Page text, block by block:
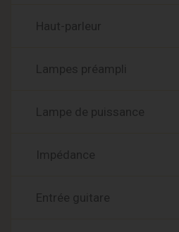
Haut-parleur
Lampes préampli
Lampe de puissance
Impédance
Entrée guitare